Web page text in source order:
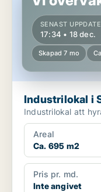
SENAST
17:34 • 18 dec.
Skapad 7 mo
Industrilokal i
Industrilokal att
Areal
Ca. 695 m2
Pris pr. md.
Inte angivet